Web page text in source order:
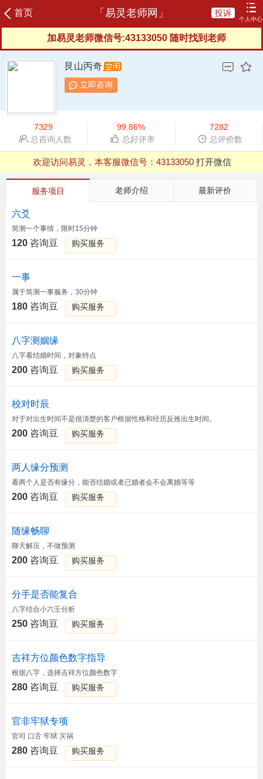
首页 「易灵老师网」
个人中心
投诉
登录
咨询记录 我的订单
我的评价
服务协议
申请成为老师
加易灵老师微信号:43133050 随时找到老师
艮山丙奇
立即咨询
7329
总咨询人数
99.86%
总好评率
7282
总评价数
欢迎访问易灵，本客服微信号： 43133050 打开微信
QQ浏览器支付有异常，建议用微信、UC等其他浏览器
服务项目 老师介绍 最新评价
六爻
简测一个事情，限时15分钟
120 咨询豆 购买服务
一事
属于简测一事服务，30分钟
180 咨询豆 购买服务
八字测姻缘
八字看结婚时间，对象特点
200 咨询豆 购买服务
校对时辰
对于对出生时间不是很清楚的客户根据性格和经历反推出生时间。
200 咨询豆 购买服务
两人缘分预测
看两个人是否有缘分，能否结婚或者已婚者会不会离婚等等
200 咨询豆 购买服务
随缘畅聊
聊天解压，不做预测
200 咨询豆 购买服务
分手是否能复合
八字结合小六壬分析
250 咨询豆 购买服务
吉祥方位颜色数字指导
根据八字，选择吉祥方位颜色数字
280 咨询豆 购买服务
官非牢狱专项
官司 口舌 牢狱 灾祸
280 咨询豆 购买服务